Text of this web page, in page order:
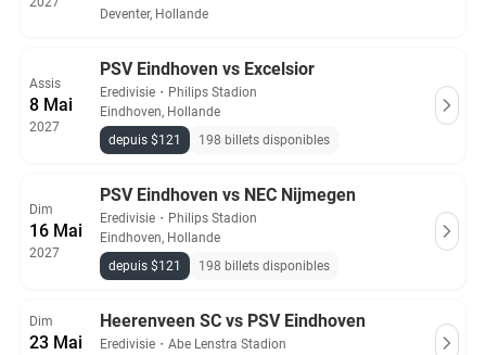
Deventer, Hollande
Assis
8 Mai
2027
PSV Eindhoven vs Excelsior
Eredivisie ・ Philips Stadion
Eindhoven, Hollande
depuis $121
198 billets disponibles
Dim
16 Mai
2027
PSV Eindhoven vs NEC Nijmegen
Eredivisie ・ Philips Stadion
Eindhoven, Hollande
depuis $121
198 billets disponibles
Dim
23 Mai
Heerenveen SC vs PSV Eindhoven
Eredivisie ・ Abe Lenstra Stadion